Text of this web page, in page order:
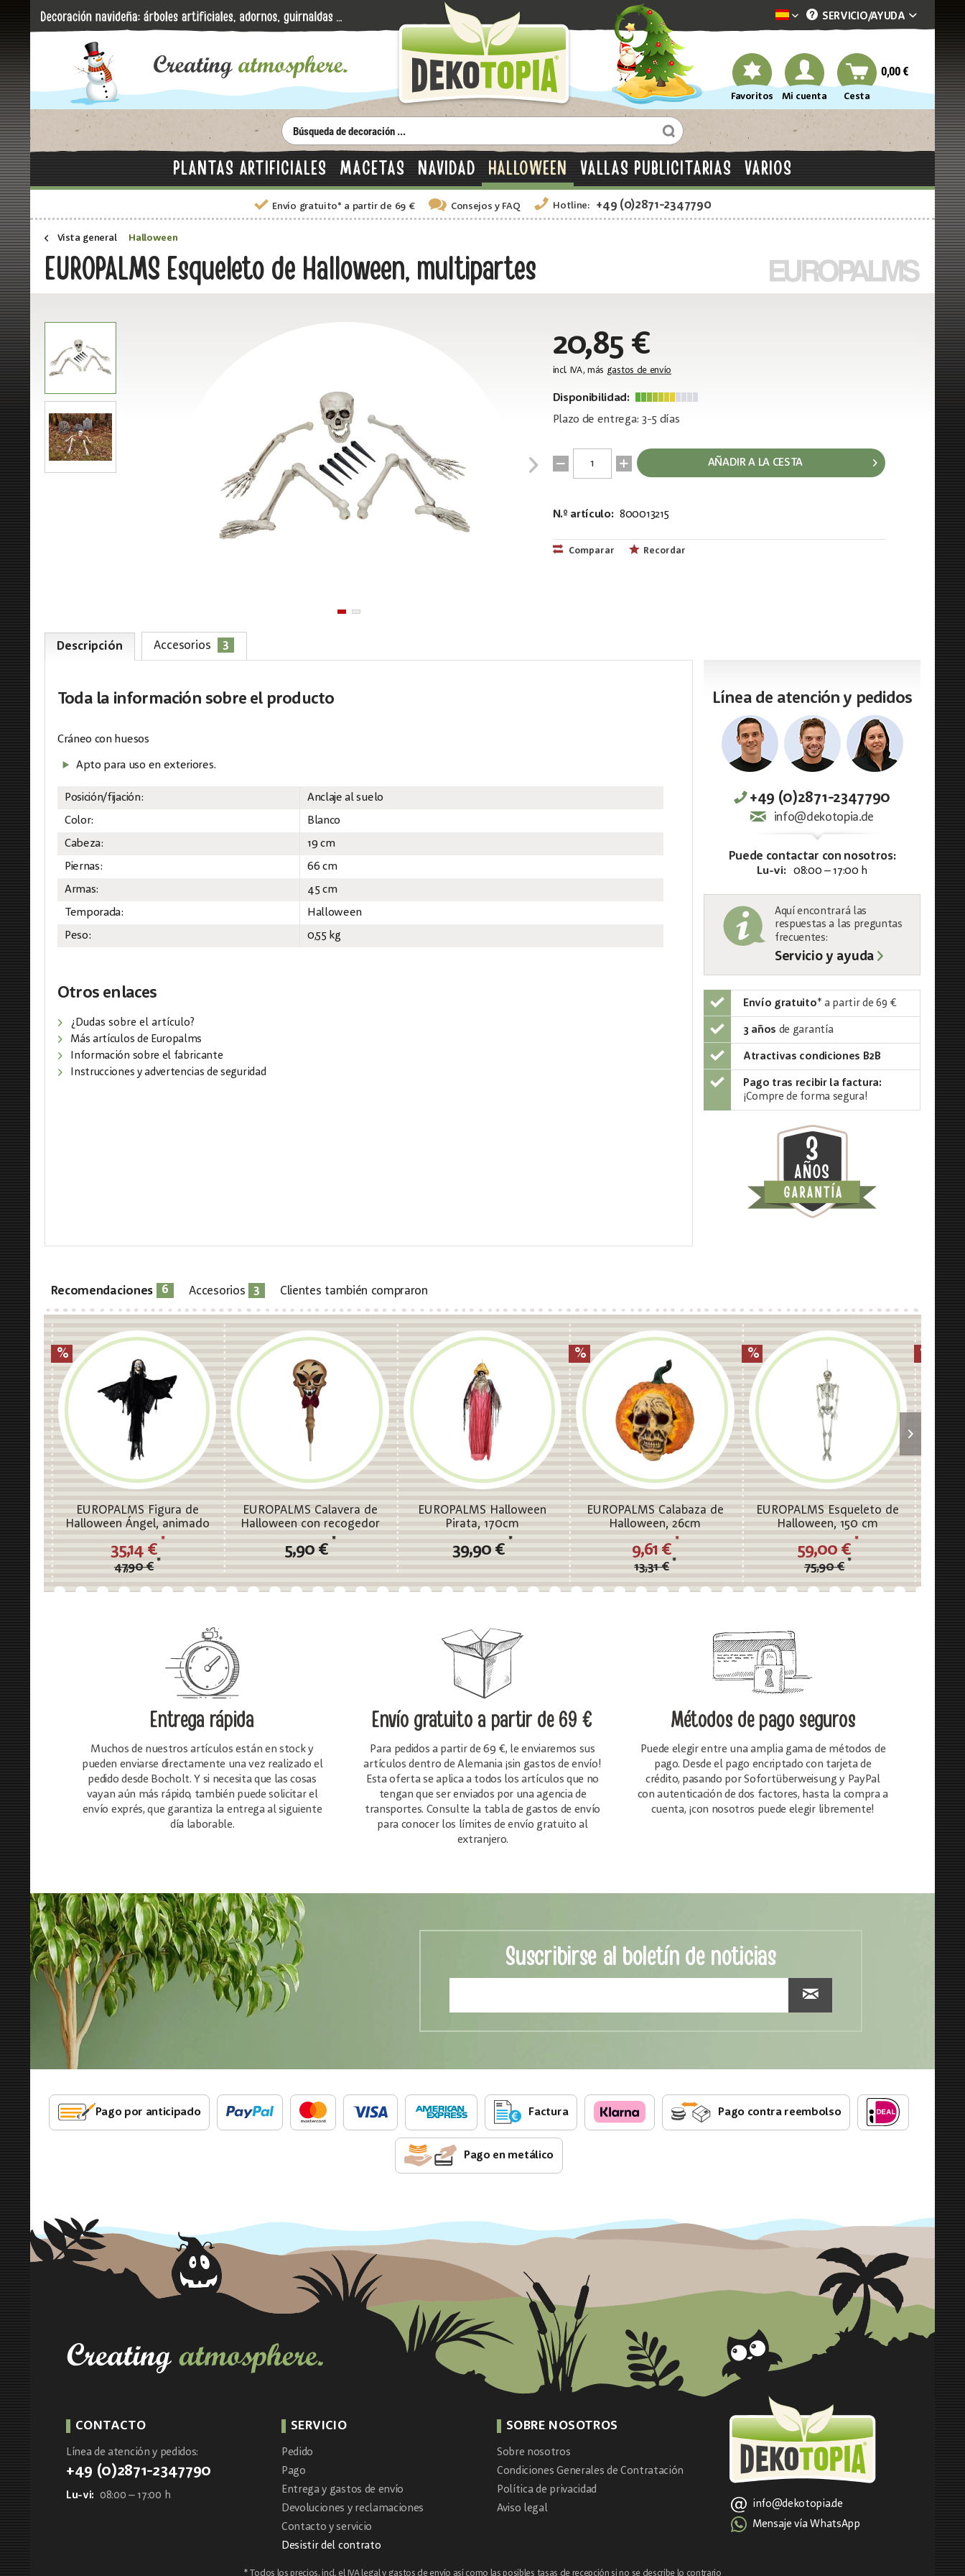
Dekotopia spanisch
SERVICIO/AYUDA
Favoritos Mi cuenta Cesta
0,00 €
PLANTAS ARTIFICIALES MACETAS NAVIDAD HALLOWEEN VALLAS PUBLICITARIAS VARIOS
Envío gratuito* a partir de 69 € Consejos y FAQ Hotline: +49 (0)2871-2347790
Vista general Halloween
EUROPALMS Esqueleto de Halloween, multipartes
20,85 €
incl. IVA, más gastos de envío
Disponibilidad:
Plazo de entrega: 3-5 días
AÑADIR A LA CESTA
N.º artículo: 800013215
Comparar Recordar
Descripción Accesorios 3
Toda la información sobre el producto
Cráneo con huesos
Apto para uso en exteriores.
Posición/fijación:
Anclaje al suelo
Color:
Blanco
Cabeza:
19 cm
Piernas:
66 cm
Armas:
45 cm
Temporada:
Halloween
Peso:
0,55 kg
Otros enlaces
¿Dudas sobre el artículo?
Más artículos de Europalms
Información sobre el fabricante
Instrucciones y advertencias de seguridad
Línea de atención y pedidos
+49 (0)2871-2347790
info@dekotopia.de
Puede contactar con nosotros:
Lu-vi: 08:00 – 17:00 h
Aquí encontrará las
respuestas a las preguntas
frecuentes:
Servicio y ayuda
Envío gratuito* a partir de 69 €
3 años de garantía
Atractivas condiciones B2B
Pago tras recibir la factura:
¡Compre de forma segura!
Recomendaciones 6 Accesorios 3 Clientes también compraron
EUROPALMS Figura de
Halloween Ángel, animado
47,90 € *
35,14 €
*
EUROPALMS Calavera de
Halloween con recogedor
5,90 €
*
EUROPALMS Halloween
Pirata, 170cm
39,90 €
*
EUROPALMS Calabaza de
Halloween, 26cm
13,31 € *
9,61 €
*
EUROPALMS Esqueleto de
Halloween, 150 cm
75,90 € *
59,00 €
*
Entrega rápida
Muchos de nuestros artículos están en stock y
pueden enviarse directamente una vez realizado el
pedido desde Bocholt. Y si necesita que las cosas
vayan aún más rápido, también puede solicitar el
envío exprés, que garantiza la entrega al siguiente
día laborable.
Envío gratuitoa partir de 69 €
Para pedidos a partir de 69 €, le enviaremos sus
artículos dentro de Alemania ¡sin gastos de envío!
Esta oferta se aplica a todos los artículos que no
tengan que ser enviados por una agencia de
transportes. Consulte la tabla de gastos de envío
para conocer los límites de envío gratuito al
extranjero.
Métodos de pago seguros
Puede elegir entre una amplia gama de métodos de
pago. Desde el pago encriptado con tarjeta de
crédito, pasando por Sofortüberweisung y PayPal
con autenticación de dos factores, hasta la compra a
cuenta, ¡con nosotros puede elegir libremente!
Suscribirse al boletín de noticias
Pago por anticipado Factura Pago contra reembolso
Pago en metálico
CONTACTO
Línea de atención y pedidos:
+49 (0)2871-2347790
Lu-vi: 08:00 – 17:00 h
SERVICIO
Pedido
Pago
Entrega y gastos de envío
Devoluciones y reclamaciones
Contacto y servicio
Desistir del contrato
SOBRE NOSOTROS
Sobre nosotros
Condiciones Generales de Contratación
Política de privacidad
Aviso legal
info@dekotopia.de
Mensaje vía WhatsApp
* Todos los precios, incl. el IVA legal y gastos de envío así como las posibles tasas de recepción si no se describe lo contrario